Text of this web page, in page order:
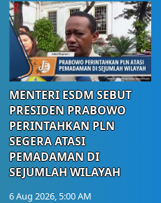
MENTERI ESDM SEBUT
PRESIDEN PRABOWO
PERINTAHKAN PLN
SEGERA ATASI
PEMADAMAN DI
SEJUMLAH WILAYAH
6 Aug 2026, 5:00 AM